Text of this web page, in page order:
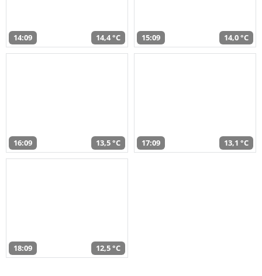
14:09 14,4 °C 15:09 14,0 °C
16:09 13,5 °C 17:09 13,1 °C
18:09 12,5 °C